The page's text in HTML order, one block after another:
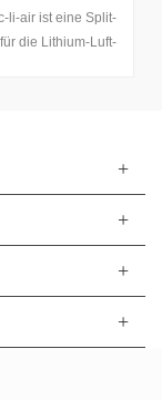
Das eq-3estc15
hauptsächlich